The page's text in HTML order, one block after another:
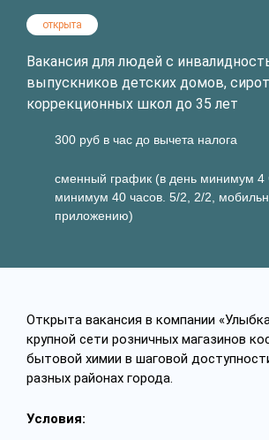
открыта
Вакансия для людей с
выпускников детских домов,
коррекционных школ до 35 лет
300 руб в час до вычета налога
сменный график (в день минимум 4
минимум 40 часов. 5/2, 2/2,
приложению)
Открыта вакансия в компании
крупной сети розничных магазинов
бытовой химии в шаговой
разных районах города.
Условия: